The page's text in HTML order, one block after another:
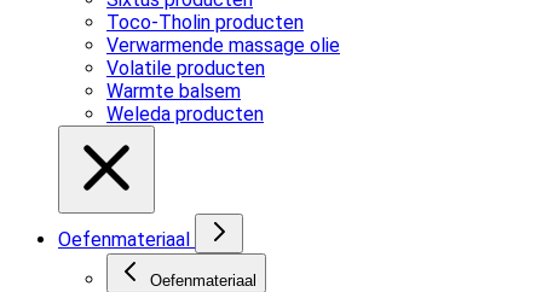
Toco-Tholin producten
Verwarmende massage olie
Volatile producten
Warmte balsem
Weleda producten
Oefenmateriaal
Oefenmateriaal